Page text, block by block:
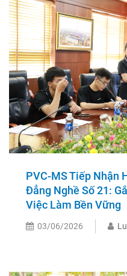
PVC-MS Tiếp Nhận
Đẳng Nghề Số 21:
Việc Làm Bền Vững
03/06/2026